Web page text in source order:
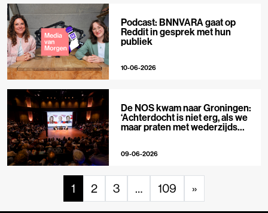
Podcast: BNNVARA gaat op
Reddit in gesprek met hun
publiek
10-06-2026
De NOS kwam naar Groningen:
‘Achterdocht is niet erg, als we
maar praten met wederzijds
09-06-2026
1 2 3 … 109 »